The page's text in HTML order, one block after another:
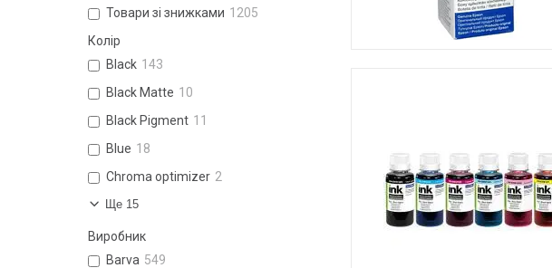
Товари зі знижками 1205
Колір
Black 143
Black Matte 10
Black Pigment 11
Blue 18
Chroma optimizer 2
Ще 15
Виробник
Barva 549